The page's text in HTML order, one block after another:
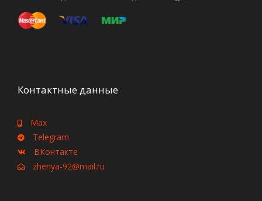
Контактные данные
Max
Telegram
ВКонтакте
zhenya-92@mail.ru